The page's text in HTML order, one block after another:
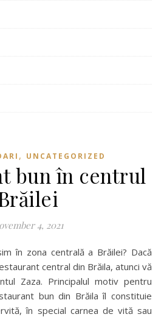
, UNCATEGORIZED
bun în centrul
4, 2021
central din Brăila, atunci vă
Zaza. Principalul motiv pentru
bun din Brăila îl constituie
în special carnea de vită sau